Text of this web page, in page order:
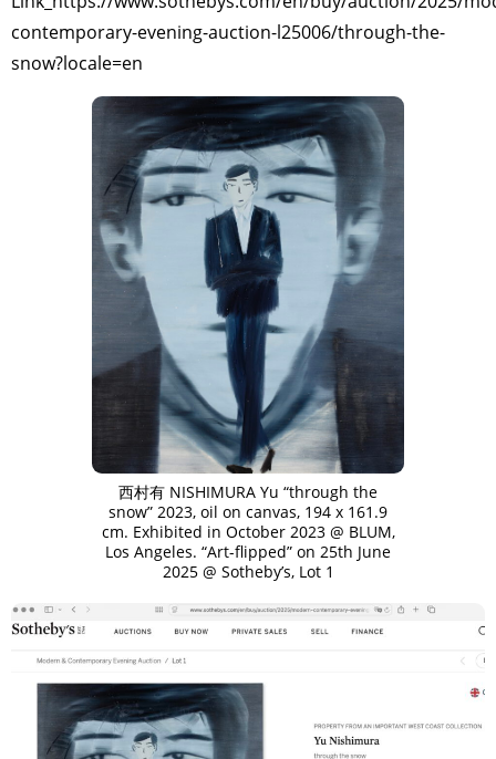
CULTURAL ESSAYS POP CULTURE
POLITICS REVIEWS ARTICLES
contemporary-evening-auction-l25006/through-the-
snow?locale=en
西村有 NISHIMURA Yu “through the
snow” 2023, oil on canvas, 194 x 161.9
cm. Exhibited in October 2023 @ BLUM,
Los Angeles. “Art-flipped” on 25th June
2025 @ Sotheby’s, Lot 1